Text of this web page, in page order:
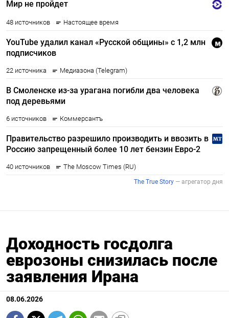
Доходность госдолга
еврозоны снизилась после
заявления Ирана
08.06.2026